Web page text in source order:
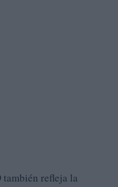
también refleja la